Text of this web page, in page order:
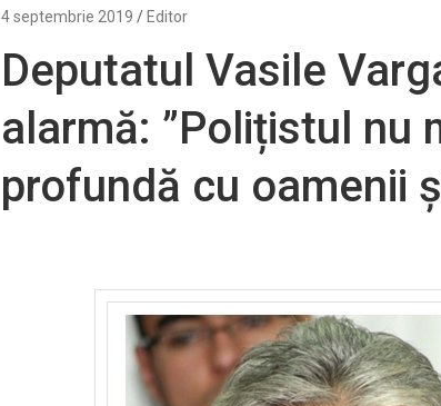
4 septembrie 2019 Editor
Deputatul Vasile
alarmă: ”Polițistul nu
profundă cu oamenii